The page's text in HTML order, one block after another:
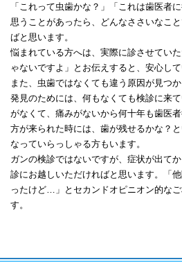
「これって虫歯かな？」「これは歯医者
思うことがあったら、どんなささいなこ
ばと思います。
悩まれている方へは、実際に診させてい
ゃないですよ」とお伝えすると、安心して
また、虫歯ではなくても違う原因が見つ
発見のためには、何もなくても検診に来
がなくて、痛みがないから何十年も歯医
方が来られた時には、歯が残せるかな？
なっていらっしゃる方もいます。
ガンの検診ではないですが、症状が出て
診にお越しいただければと思います。「
ったけど…」とセカンドオピニオン的な
す。